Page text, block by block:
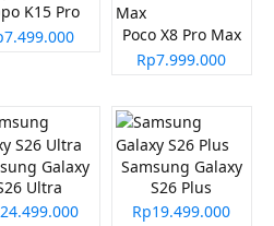
K15 Pro
Poco X8 Pro Max
Rp7.999.000
Galaxy
Ultra
Samsung Galaxy
S26 Plus
Rp19.499.000